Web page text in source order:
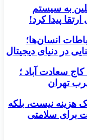
به سیستم
پیدا کرد!
انسان‌ها؛
در دنیای دیجیتال
سعادت آباد ؛
تهران
هزینه نیست، بلکه
برای سلامتی